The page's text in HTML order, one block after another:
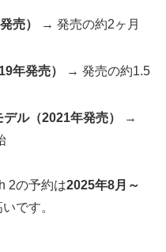
売）
→ 発売の約2ヶ月
年発売）
→ 発売の約1.5
ル（2021年発売）
→
2の予約は2025年8月～
です。